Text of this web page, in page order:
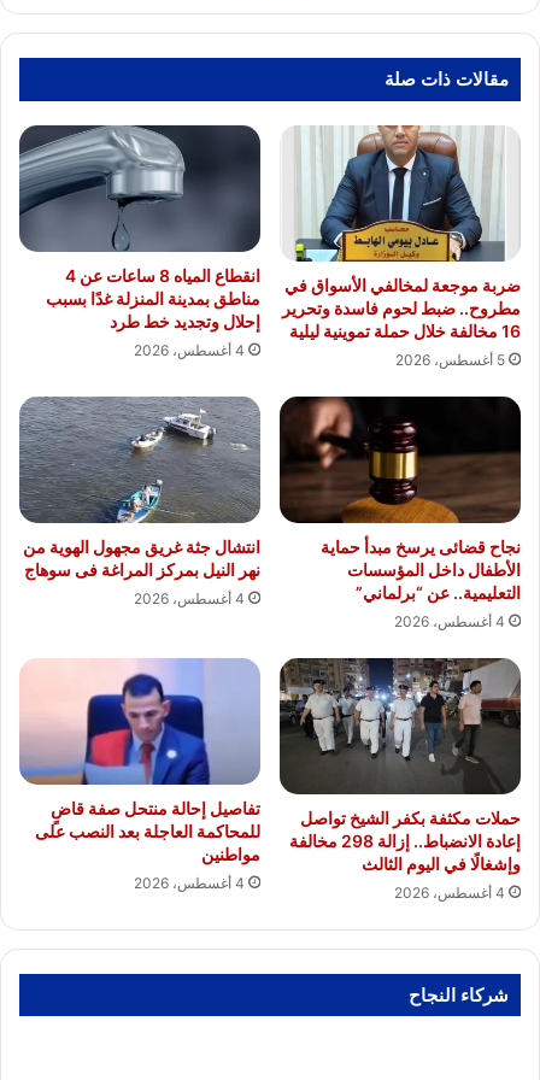
سكوير
العلمين"
مقالات ذات صلة
ضربة موجعة لمخالفي الأسواق في
مطروح.. ضبط لحوم فاسدة وتحرير
16 مخالفة خلال حملة تموينية ليلية
5 أغسطس، 2026
انقطاع المياه 8 ساعات عن 4
مناطق بمدينة المنزلة غدًا بسبب
إحلال وتجديد خط طرد
4 أغسطس، 2026
نجاح قضائى يرسخ مبدأ حماية
الأطفال داخل المؤسسات
التعليمية.. عن “برلماني”
4 أغسطس، 2026
انتشال جثة غريق مجهول الهوية من
نهر النيل بمركز المراغة فى سوهاج
4 أغسطس، 2026
حملات مكثفة بكفر الشيخ تواصل
إعادة الانضباط.. إزالة 298 مخالفة
وإشغالًا في اليوم الثالث
4 أغسطس، 2026
تفاصيل إحالة منتحل صفة قاضٍ
للمحاكمة العاجلة بعد النصب على
مواطنين
4 أغسطس، 2026
شركاء النجاح